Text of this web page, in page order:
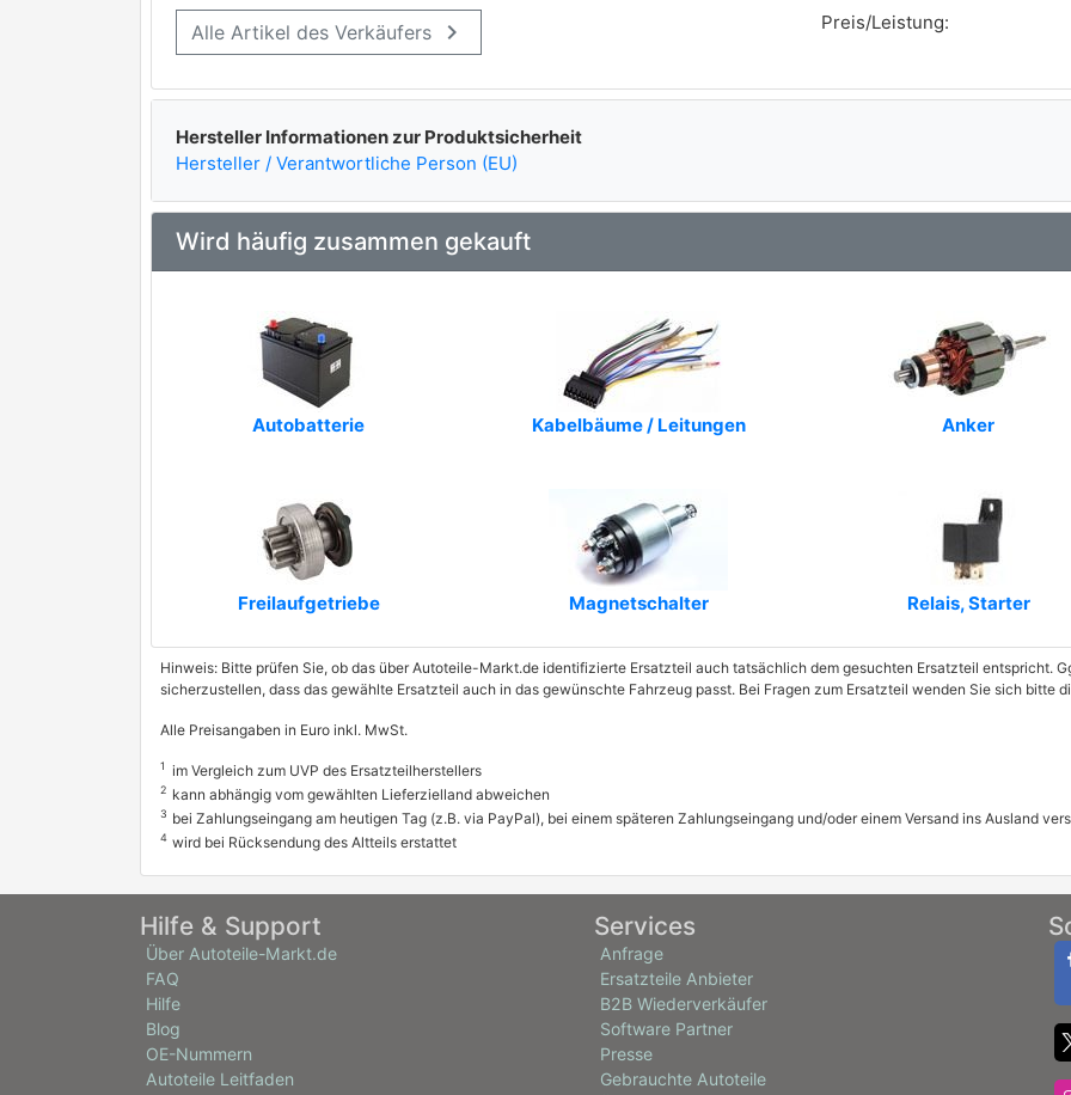
Alle Artikel des Verkäufers keyboard_arrow_right Preis/Leistung:
Hersteller Informationen zur Produktsicherheit
Hersteller / Verantwortliche Person (EU)
Wird häufig zusammen gekauft
Autobatterie Kabelbäume / Leitungen Anker
Freilaufgetriebe Magnetschalter Relais, Starter
Hinweis: Bitte prüfen Sie, ob das über Autoteile-Markt.de identifizierte Ersatzteil auch tatsächlich dem gesuchten Ersatzteil entspricht.
sicherzustellen, dass das gewählte Ersatzteil auch in das gewünschte Fahrzeug passt. Bei Fragen zum Ersatzteil wenden Sie sich bitte
Alle Preisangaben in Euro inkl. MwSt.
1 im Vergleich zum UVP des Ersatzteilherstellers
2 kann abhängig vom gewählten Lieferzielland abweichen
3 bei Zahlungseingang am heutigen Tag (z.B. via PayPal), bei einem späteren Zahlungseingang und/oder einem Versand ins Ausland
4 wird bei Rücksendung des Altteils erstattet
Hilfe & Support
Über Autoteile-Markt.de
FAQ
Hilfe
Blog
OE-Nummern
Autoteile Leitfaden
Services
Anfrage
Ersatzteile Anbieter
B2B Wiederverkäufer
Software Partner
Presse
Gebrauchte Autoteile